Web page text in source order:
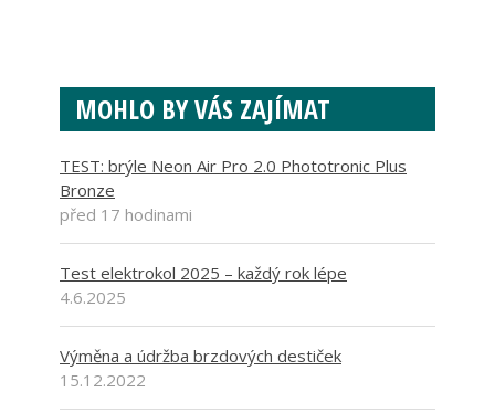
MOHLO BY VÁS ZAJÍMAT
TEST: brýle Neon Air Pro 2.0 Phototronic Plus
Bronze
před 17 hodinami
Test elektrokol 2025 – každý rok lépe
4.6.2025
Výměna a údržba brzdových destiček
15.12.2022